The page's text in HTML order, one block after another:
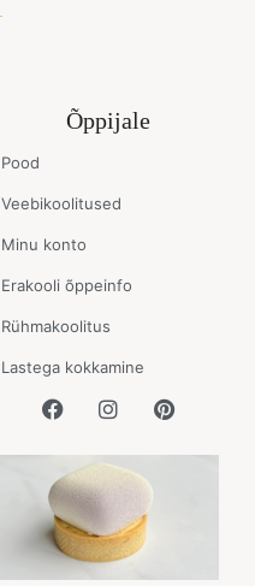
Õppijale
Pood
Veebikoolitused
Minu konto
Erakooli õppeinfo
Rühmakoolitus
Lastega kokkamine